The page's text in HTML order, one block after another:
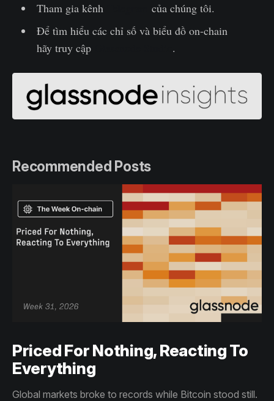
Tham gia kênh
của chúng tôi.
Để tìm hiểu các chỉ số và biểu đồ on-chain
hãy truy cập
.
Recommended Posts
Priced For Nothing, Reacting To
Everything
Global markets broke to records while Bitcoin stood still.